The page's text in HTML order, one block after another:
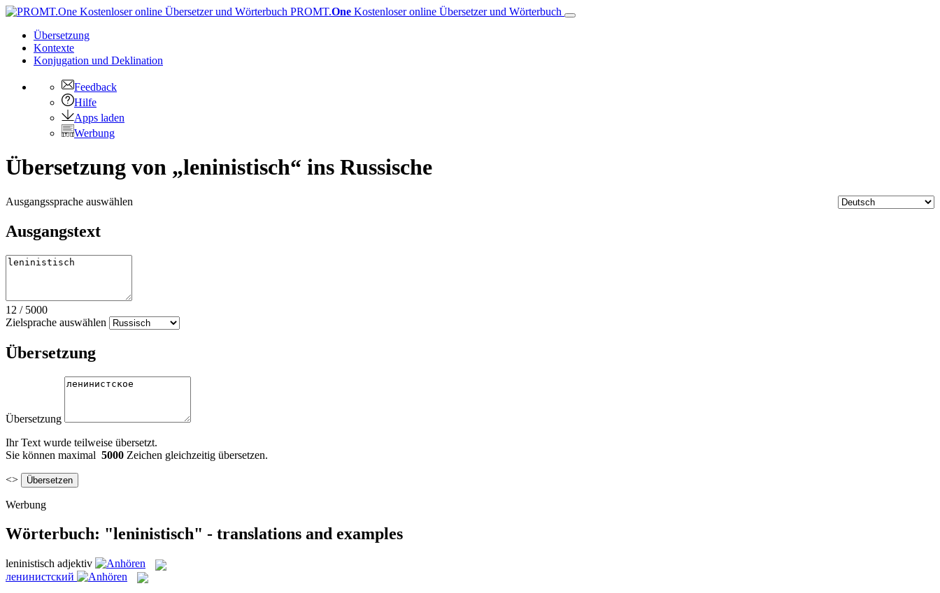
PROMT.One Kostenloser online Übersetzer und Wörterbuch
Übersetzung
Kontexte
Konjugation und Deklination
Feedback
Hilfe
Apps laden
Werbung
Übersetzung von „leninistisch“ ins Russische
Ausgangssprache auswählen
Ausgangstext
12 / 5000
Zielsprache auswählen
Übersetzung
Übersetzung
Ihr Text wurde teilweise übersetzt.
Sie können maximal 5000 Zeichen gleichzeitig übersetzen.
<>
Werbung
Wörterbuch: "leninistisch" - translations and examples
leninistisch adjektiv
ленинистский